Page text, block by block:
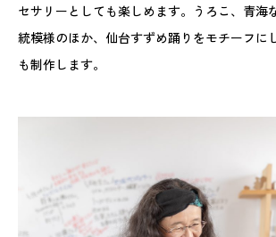
セサリーとしても楽しめます。うろこ、青海
統模様のほか、仙台すずめ踊りをモチーフに
も制作します。